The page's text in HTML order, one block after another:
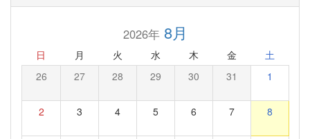
2026年8月
日 月 火 水 木 金 土
26 27 28 29 30 31 1
2 3 4 5 6 7 8